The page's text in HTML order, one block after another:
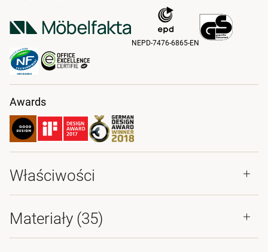
NEPD-7476-6865-EN
Awards
Właściwości
Materiały (35)